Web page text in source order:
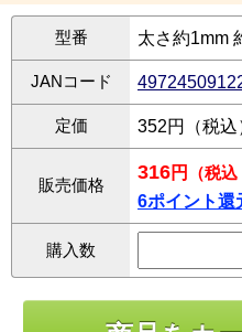
型番 太さ約1mm
JANコード
定価 352円（税込
販売価格
316円
（税
6ポイント還
購入数